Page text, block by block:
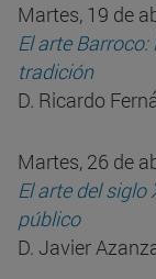
Martes, 19 de
El arte
tradición
D. Ricardo
Martes, 26 de
El arte del
público
D. Javier